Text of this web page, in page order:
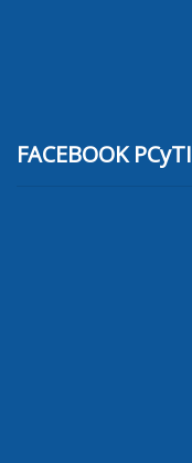
FACEBOOK PCyTI